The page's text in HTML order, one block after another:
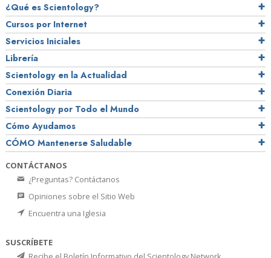
¿Qué es Scientology?
Cursos por Internet
Servicios Iniciales
Librería
Scientology en la Actualidad
Conexión Diaria
Scientology por Todo el Mundo
Cómo Ayudamos
CÓMO Mantenerse Saludable
CONTÁCTANOS
¿Preguntas? Contáctanos
Opiniones sobre el Sitio Web
Encuentra una Iglesia
SUSCRÍBETE